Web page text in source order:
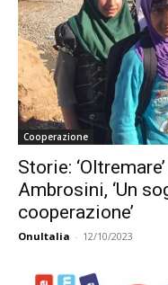
Cooperazione
Storie:
Ambrosini, ‘Un
cooperazione’
OnuItalia - 12/10/2023